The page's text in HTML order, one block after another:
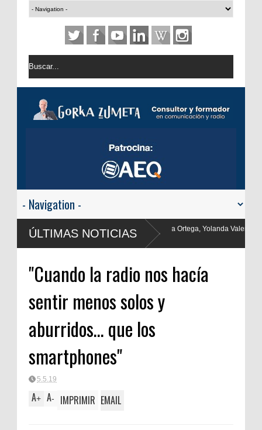
ÚLTIMAS NOTICIAS
Ortega, Yolanda Valencia y Frank Blanco regresan a
"Cuando la radio nos hacía
sentir menos solos y
aburridos… que los
smartphones"
5.5.19
A+ A- IMPRIMIR EMAIL